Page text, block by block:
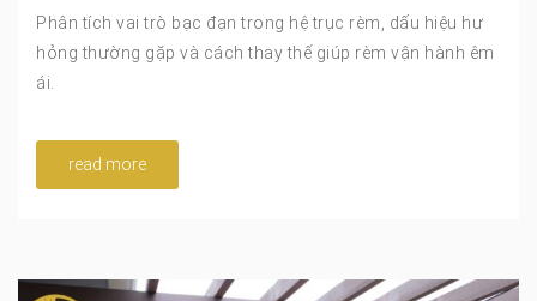
Phân tích vai trò bạc đạn trong hệ trục rèm, dấu hiệu hư
hỏng thường gặp và cách thay thế giúp rèm vận hành êm
ái.
read more